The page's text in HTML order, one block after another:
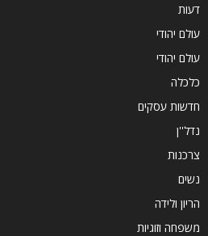
דעות
עולם יהודי
עולם יהודי
כלכלה
חדשות עסקים
נדל''ן
צרכנות
נשים
הריון ולידה
משפחה וזוגיות